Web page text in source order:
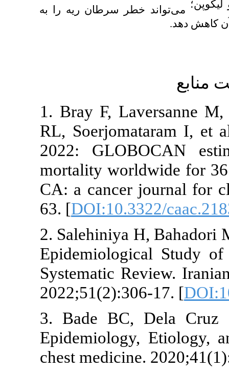
می‌تواند خطر سرطان ریه را به
1. Bray F,
RL, Soerjomataram
2022:
mortality worldwide
CA: a cancer
63. [DOI:10.3322/
2. Salehiniya H,
Epidemiological
Systematic Review.
2022;51(2):306-17. [
3. Bade BC, Dela
Epidemiology,
chest medicine.